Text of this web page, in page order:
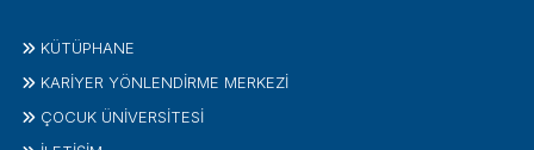
KÜTÜPHANE
KARİYER YÖNLENDİRME MERKEZİ
ÇOCUK ÜNIVERSITESI